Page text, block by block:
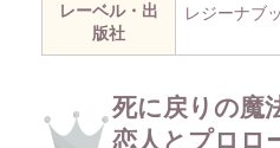
レーベル・出
版社
レジーナブ
死に戻りの魔
恋人とプロロ